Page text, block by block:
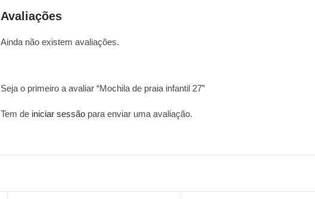
Avaliações
Ainda não existem avaliações.
Seja o primeiro a avaliar “Mochila de praia infantil 27”
Tem de iniciar sessão para enviar uma avaliação.